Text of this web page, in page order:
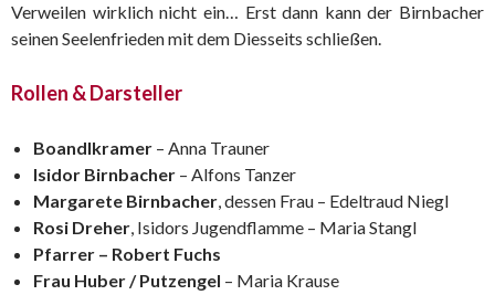
Verweilen wirklich nicht ein… Erst dann kann der Birnbacher
seinen Seelenfrieden mit dem Diesseits schließen.
Rollen & Darsteller
Boandlkramer – Anna Trauner
Isidor Birnbacher – Alfons Tanzer
Margarete Birnbacher, dessen Frau – Edeltraud Niegl
Rosi Dreher, Isidors Jugendflamme – Maria Stangl
Pfarrer – Robert Fuchs
Frau Huber / Putzengel – Maria Krause